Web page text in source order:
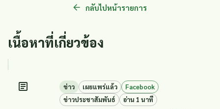
กลับไปหน้ารายการ
เนื้อหาที่เกี่ยวข้อง
ข่าว เผยแพร่แล้ว
Facebook
ข่าวประชาสัมพันธ์
อ่าน 1 นาที